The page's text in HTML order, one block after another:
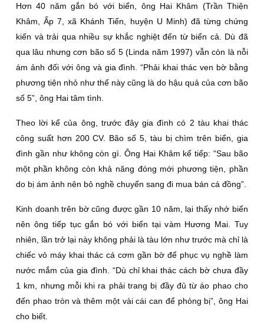
Hơn 40 năm gắn bó với biển, ông Hai Khâm (Trần Thiện
Khâm, Ấp 7, xã Khánh Tiến, huyện U Minh) đã từng chứng
kiến và trải qua nhiều sự khắc nghiệt đến từ biển cả. Dù đã
qua lâu nhưng cơn bão số 5 (Linda năm 1997) vẫn còn là nỗi
ám ảnh đối với ông và gia đình. “Phải khai thác ven bờ bằng
phương tiện nhỏ như thế này cũng là do hậu quả của cơn bão
số 5”, ông Hai tâm tình.
Theo lời kể của ông, trước đây gia đình có 2 tàu khai thác
công suất hơn 200 CV. Bão số 5, tàu bị chìm trên biển, gia
đình gần như không còn gì. Ông Hai Khâm kể tiếp: “Sau bão
một phần không còn khả năng đóng mới phương tiện, phần
do bị ám ảnh nên bỏ nghề chuyển sang đi mua bán cá đồng”.
Kinh doanh trên bờ cũng được gần 10 năm, lại thấy nhớ biển
nên ông tiếp tục gắn bó với biển tại vàm Hương Mai. Tuy
nhiên, lần trở lại này không phải là tàu lớn như trước mà chỉ là
chiếc vỏ máy khai thác cá cơm gần bờ để phục vụ nghề làm
nước mắm của gia đình. “Dù chỉ khai thác cách bờ chưa đầy
1 km, nhưng mỗi khi ra phải trang bị đầy đủ từ áo phao cho
đến phao tròn và thêm một vài cái can để phòng bị”, ông Hai
cho biết.